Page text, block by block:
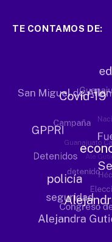
TE CONTAMOS DE: